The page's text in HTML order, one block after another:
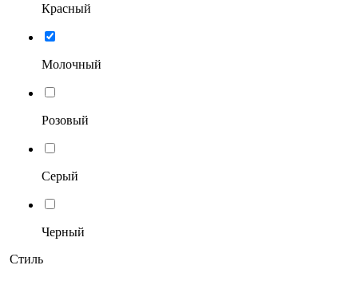
Красный
Молочный
Розовый
Серый
Черный
Стиль